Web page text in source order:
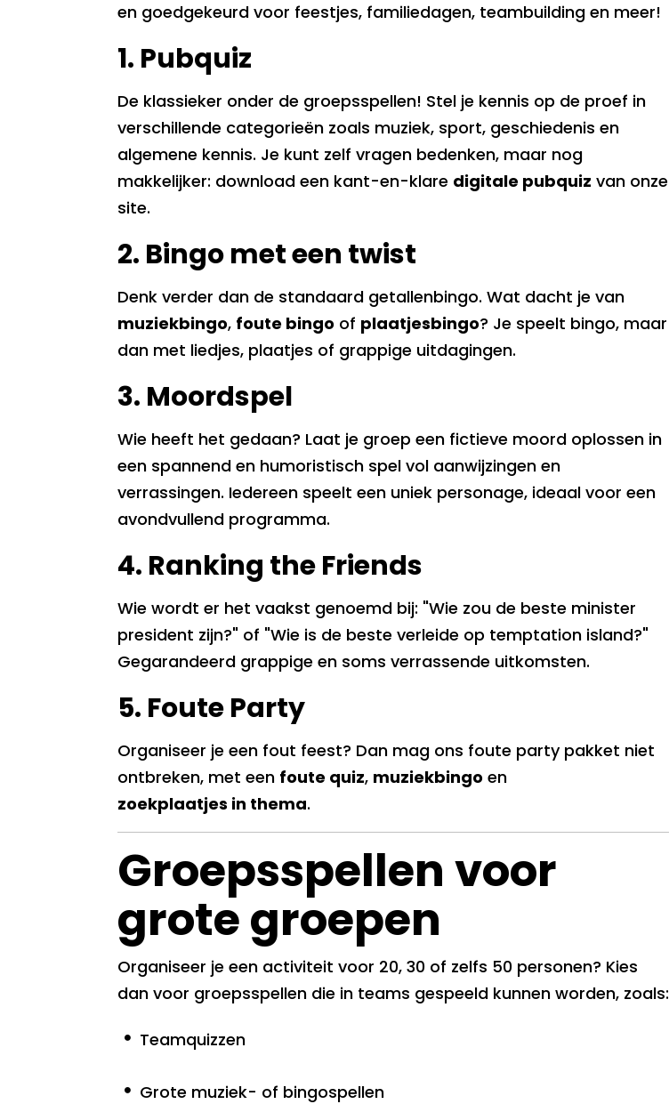
en goedgekeurd voor feestjes, familiedagen, teambuilding en meer!
1. Pubquiz
De klassieker onder de groepsspellen! Stel je kennis op de proef in
verschillende categorieën zoals muziek, sport, geschiedenis en
algemene kennis. Je kunt zelf vragen bedenken, maar nog
makkelijker: download een kant-en-klare digitale pubquiz van onze
site.
2. Bingo met een twist
Denk verder dan de standaard getallenbingo. Wat dacht je van
muziekbingo, foute bingo of plaatjesbingo? Je speelt bingo, maar
dan met liedjes, plaatjes of grappige uitdagingen.
3. Moordspel
Wie heeft het gedaan? Laat je groep een fictieve moord oplossen in
een spannend en humoristisch spel vol aanwijzingen en
verrassingen. Iedereen speelt een uniek personage, ideaal voor een
avondvullend programma.
4. Ranking the Friends
Wie wordt er het vaakst genoemd bij: "Wie zou de beste minister
president zijn?" of "Wie is de beste verleide op temptation island?"
Gegarandeerd grappige en soms verrassende uitkomsten.
5. Foute Party
Organiseer je een fout feest? Dan mag ons foute party pakket niet
ontbreken, met een foute quiz, muziekbingo en
zoekplaatjes in thema.
Groepsspellen voor
grote groepen
Organiseer je een activiteit voor 20, 30 of zelfs 50 personen? Kies
dan voor groepsspellen die in teams gespeeld kunnen worden, zoals:
Teamquizzen
Grote muziek- of bingospellen